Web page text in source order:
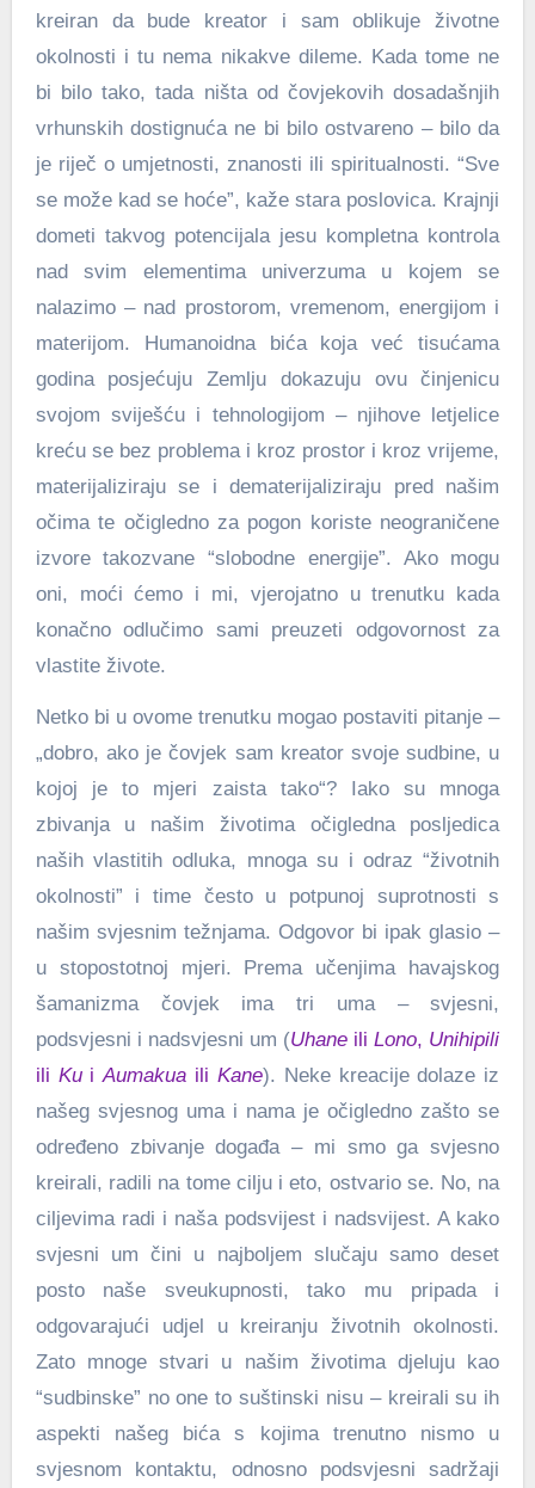
kreiran da bude kreator i sam oblikuje životne
okolnosti i tu nema nikakve dileme. Kada tome ne
bi bilo tako, tada ništa od čovjekovih dosadašnjih
vrhunskih dostignuća ne bi bilo ostvareno – bilo da
je riječ o umjetnosti, znanosti ili spiritualnosti. “Sve
se može kad se hoće”, kaže stara poslovica. Krajnji
dometi takvog potencijala jesu kompletna kontrola
nad svim elementima univerzuma u kojem se
nalazimo – nad prostorom, vremenom, energijom i
materijom. Humanoidna bića koja već tisućama
godina posjećuju Zemlju dokazuju ovu činjenicu
svojom sviješću i tehnologijom – njihove letjelice
kreću se bez problema i kroz prostor i kroz vrijeme,
materijaliziraju se i dematerijaliziraju pred našim
očima te očigledno za pogon koriste neograničene
izvore takozvane “slobodne energije”. Ako mogu
oni, moći ćemo i mi, vjerojatno u trenutku kada
konačno odlučimo sami preuzeti odgovornost za
vlastite živote.
Netko bi u ovome trenutku mogao postaviti pitanje –
„dobro, ako je čovjek sam kreator svoje sudbine, u
kojoj je to mjeri zaista tako“? Iako su mnoga
zbivanja u našim životima očigledna posljedica
naših vlastitih odluka, mnoga su i odraz “životnih
okolnosti” i time često u potpunoj suprotnosti s
našim svjesnim težnjama. Odgovor bi ipak glasio –
u stopostotnoj mjeri. Prema učenjima havajskog
šamanizma čovjek ima tri uma – svjesni,
podsvjesni i nadsvjesni um (Uhane iliLono, Unihipili
ili KuiAumakua ili Kane). Neke kreacije dolaze iz
našeg svjesnog uma i nama je očigledno zašto se
određeno zbivanje događa – mi smo ga svjesno
kreirali, radili na tome cilju i eto, ostvario se. No, na
ciljevima radi i naša podsvijest i nadsvijest. A kako
svjesni um čini u najboljem slučaju samo deset
posto naše sveukupnosti, tako mu pripada i
odgovarajući udjel u kreiranju životnih okolnosti.
Zato mnoge stvari u našim životima djeluju kao
“sudbinske” no one to suštinski nisu – kreirali su ih
aspekti našeg bića s kojima trenutno nismo u
svjesnom kontaktu, odnosno podsvjesni sadržaji